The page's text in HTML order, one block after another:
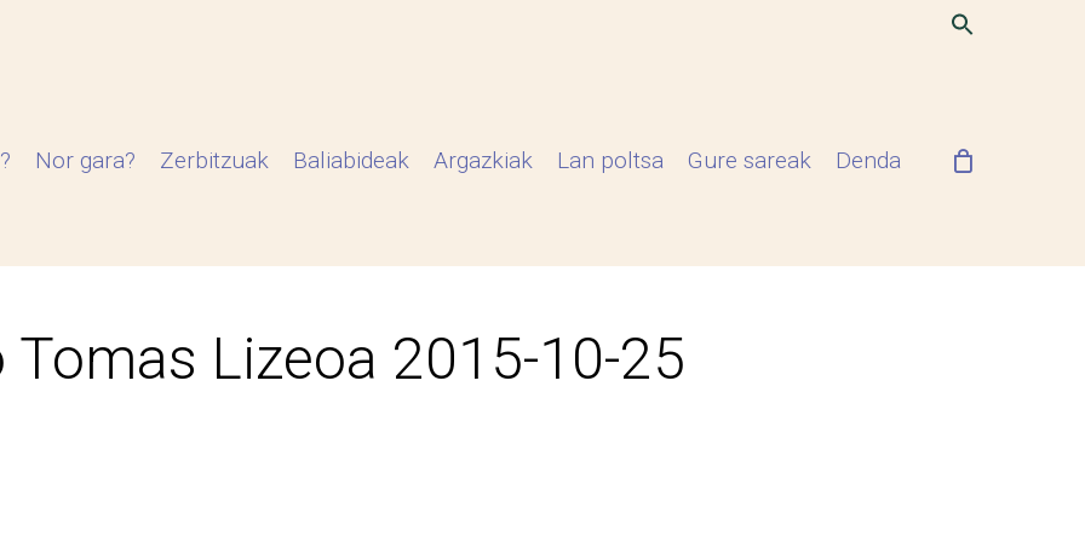
Nor gara? Zerbitzuak Baliabideak Argazkiak Lan poltsa Gure sareak Denda
Tomas Lizeoa 2015-10-25